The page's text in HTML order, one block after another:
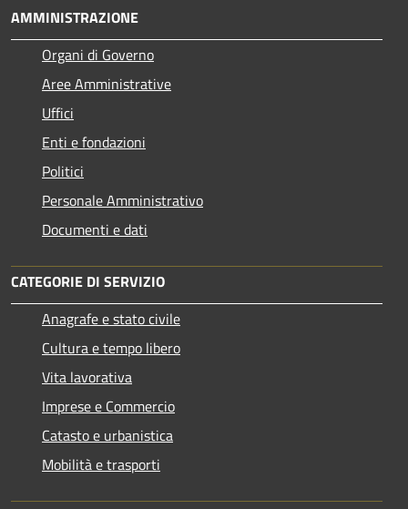
AMMINISTRAZIONE
Organi di Governo
Aree Amministrative
Uffici
Enti e fondazioni
Politici
Personale Amministrativo
Documenti e dati
CATEGORIE DI SERVIZIO
Anagrafe e stato civile
Cultura e tempo libero
Vita lavorativa
Imprese e Commercio
Catasto e urbanistica
Mobilità e trasporti